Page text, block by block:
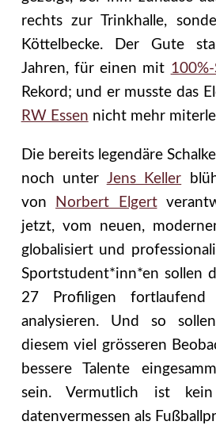
rechts zur Trinkhalle,
Köttelbecke. Der Gute
Jahren, für einen mit
Rekord; und er musste das
RW Essen nicht mehr
Die bereits legendäre
noch unter Jens Keller
von
Norbert Elgert
jetzt, vom neuen,
globalisiert und
Sportstudent*inn*en sollen
27 Profiligen fortlaufend
analysieren. Und so
diesem viel grösseren
bessere Talente
sein. Vermutlich ist
datenvermessen als